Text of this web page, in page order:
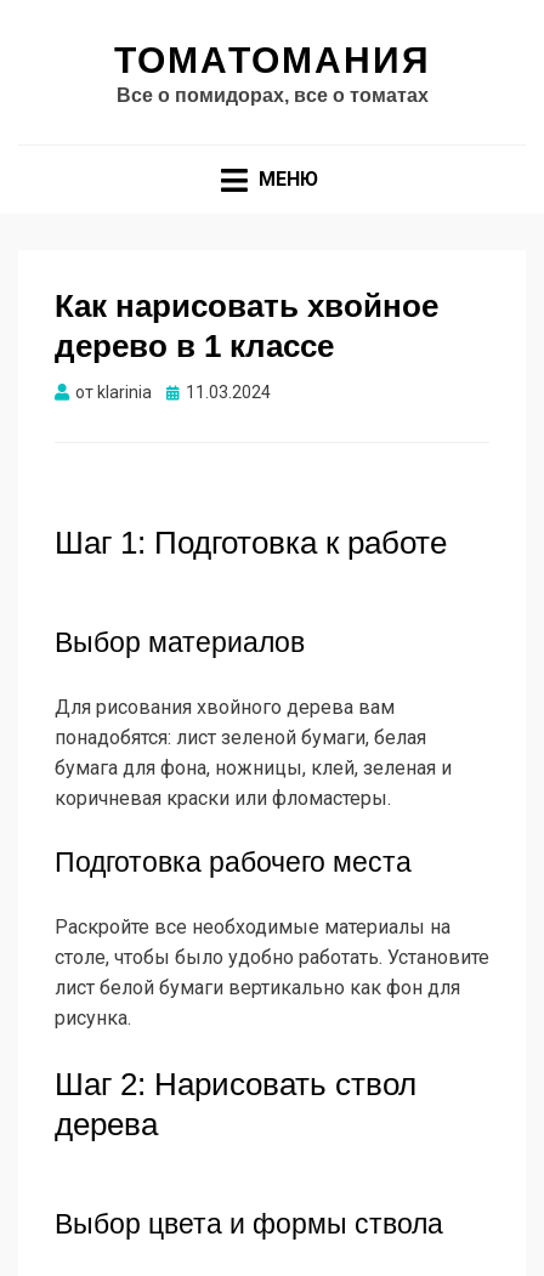
ТОМАТОМАНИЯ
Все о помидорах, все о томатах
МЕНЮ
Как нарисовать хвойное
дерево в 1 классе
от klarinia Опубликовано
11.03.2024
Шаг 1: Подготовка к работе
Выбор материалов
Для рисования хвойного дерева вам
понадобятся: лист зеленой бумаги, белая
бумага для фона, ножницы, клей, зеленая и
коричневая краски или фломастеры.
Подготовка рабочего места
Раскройте все необходимые материалы на
столе, чтобы было удобно работать. Установите
лист белой бумаги вертикально как фон для
рисунка.
Шаг 2: Нарисовать ствол
дерева
Выбор цвета и формы ствола